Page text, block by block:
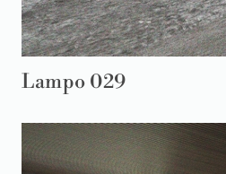
Lampo 029